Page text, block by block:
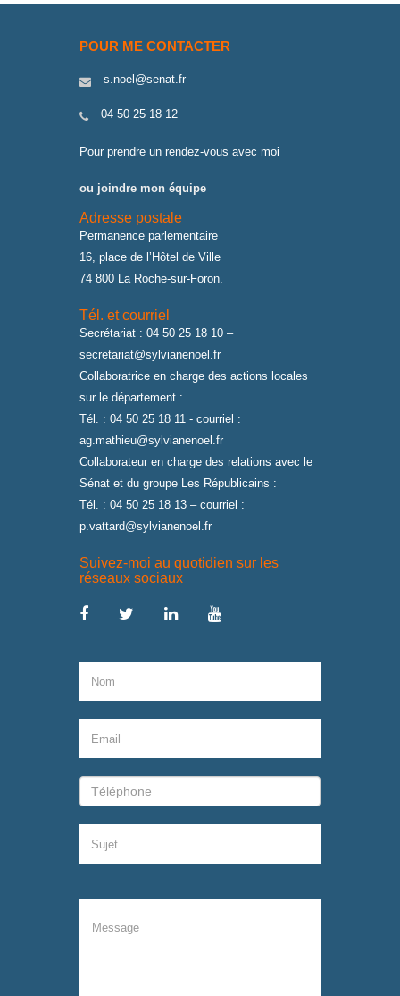
POUR ME CONTACTER
s.noel@senat.fr
04 50 25 18 12
Pour prendre un rendez-vous avec moi
ou joindre mon équipe
Adresse postale
Permanence parlementaire
16, place de l’Hôtel de Ville
74 800 La Roche-sur-Foron.
Tél. et courriel
Secrétariat : 04 50 25 18 10 –
secretariat@sylvianenoel.fr
Collaboratrice en charge des actions locales
sur le département :
Tél. : 04 50 25 18 11 - courriel :
ag.mathieu@sylvianenoel.fr
Collaborateur en charge des relations avec le
Sénat et du groupe Les Républicains :
Tél. : 04 50 25 18 13 – courriel :
p.vattard@sylvianenoel.fr
Suivez-moi au quotidien sur les
réseaux sociaux